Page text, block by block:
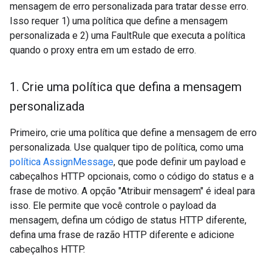
mensagem de erro personalizada para tratar desse erro.
Isso requer 1) uma política que define a mensagem
personalizada e 2) uma FaultRule que executa a política
quando o proxy entra em um estado de erro.
1 . Crie uma política que defina a mensagem
personalizada
Primeiro, crie uma política que define a mensagem de erro
personalizada. Use qualquer tipo de política, como uma
política AssignMessage, que pode definir um payload e
cabeçalhos HTTP opcionais, como o código do status e a
frase de motivo. A opção "Atribuir mensagem" é ideal para
isso. Ele permite que você controle o payload da
mensagem, defina um código de status HTTP diferente,
defina uma frase de razão HTTP diferente e adicione
cabeçalhos HTTP.